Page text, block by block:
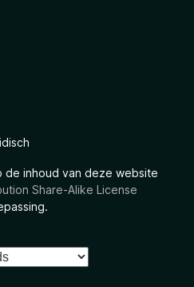
de inhoud van deze website
Share-Alike License